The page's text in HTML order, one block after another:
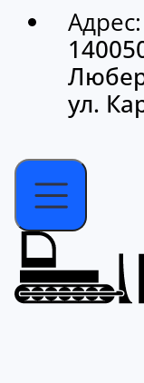
Адрес:
ул.